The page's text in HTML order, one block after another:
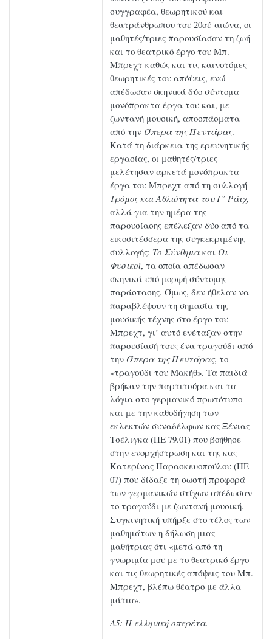
συγγραφέα, θεωρητικού και
θεατράνθρωπου του 20ού αιώνα, οι
μαθητές/τριες παρουσίασαν τη ζωή
και το θεατρικό έργο του Μπ.
Μπρεχτ καθώς και τις καινοτόμες
θεωρητικές του απόψεις, ενώ
απέδωσαν σκηνικά δύο σύντομα
μονόπρακτα έργα του και, με
ζωντανή μουσική, αποσπάσματα
από την Όπερα της Πεντάρας.
Κατά τη διάρκεια της ερευνητικής
εργασίας, οι μαθητές/τριες
μελέτησαν αρκετά μονόπρακτα
έργα του Μπρεχτ από τη συλλογή
Τρόμος και Αθλιότητα του Γ’ Ράιχ,
αλλά για την ημέρα της
παρουσίασης επέλεξαν δύο από τα
εικοσιτέσσερα της συγκεκριμένης
συλλογής: Το Σύνθημακαι Οι
Φυσικοί, τα οποία απέδωσαν
σκηνικά υπό μορφή σύντομης
παράστασης. Όμως, δεν ήθελαν να
παραβλέψουν τη σημασία της
μουσικής τέχνης στο έργο του
Μπρεχτ, γι’ αυτό ενέταξαν στην
παρουσίασή τους ένα τραγούδι από
την Όπερα της Πεντάρας, το
«τραγούδι του Μακήθ». Τα παιδιά
βρήκαν την παρτιτούρα και τα
λόγια στο γερμανικό πρωτότυπο
και με την καθοδήγηση των
εκλεκτών συναδέλφων κας Ξένιας
Τσέλιγκα (ΠΕ 79.01) που βοήθησε
στην ενορχήστρωση και της κας
Κατερίνας Παρασκευοπούλου (ΠΕ
07) που δίδαξε τη σωστή προφορά
των γερμανικών στίχων απέδωσαν
το τραγούδι με ζωντανή μουσική.
Συγκινητική υπήρξε στο τέλος των
μαθημάτων η δήλωση μιας
μαθήτριας ότι «μετά από τη
γνωριμία μου με το θεατρικό έργο
και τις θεωρητικές απόψεις του Μπ.
Μπρεχτ, βλέπω θέατρο με άλλα
μάτια».
Α5: Η ελληνική οπερέτα.